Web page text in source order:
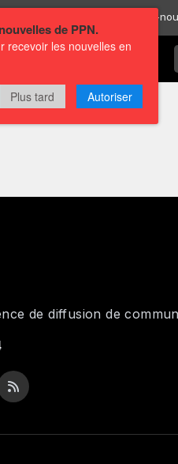
Contactez-
de diffusion de
de PPN.
recevoir les nouvelles en
Plus tard Autoriser